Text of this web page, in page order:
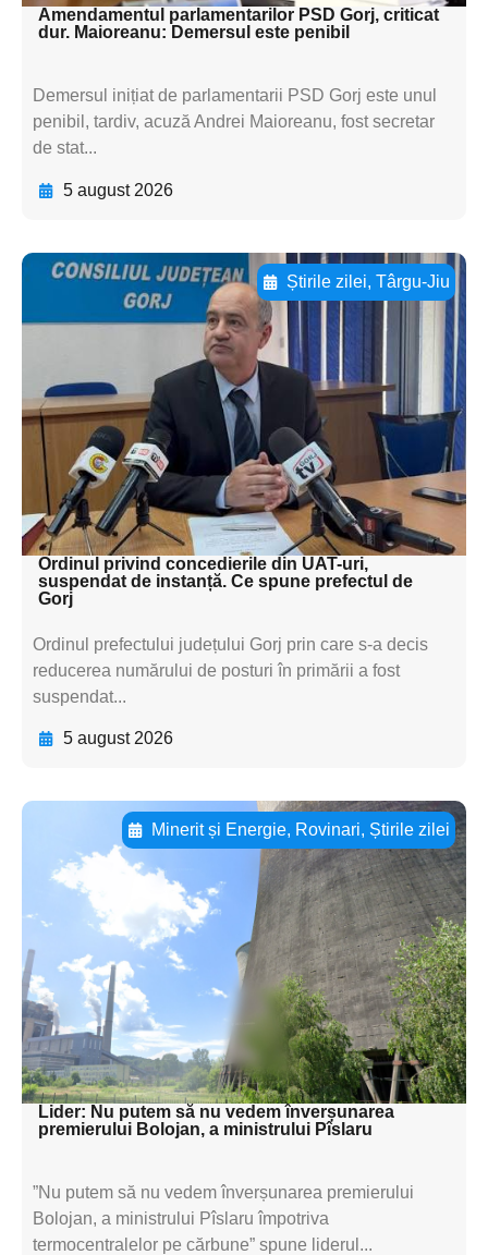
Amendamentul parlamentarilor PSD Gorj, criticat
dur. Maioreanu: Demersul este penibil
Demersul inițiat de parlamentarii PSD Gorj este unul
penibil, tardiv, acuză Andrei Maioreanu, fost secretar
de stat...
5 august 2026
Știrile zilei, Târgu-Jiu
Adaugă aici textul pentru
subtitluAdaugă aici
textul pentru
subtitluAdaugă aici
textul pentru
subtitluAdaugă aici
textul pentru subti
Ordinul privind concedierile din UAT-uri,
suspendat de instanță. Ce spune prefectul de
Gorj
Ordinul prefectului județului Gorj prin care s-a decis
reducerea numărului de posturi în primării a fost
suspendat...
5 august 2026
Minerit și Energie, Rovinari, Știrile zilei
Adaugă aici textul pentru
subtitluAdaugă aici
textul pentru
subtitluAdaugă aici
textul pentru
subtitluAdaugă aici
textul pentru subti
Lider: Nu putem să nu vedem înverșunarea
premierului Bolojan, a ministrului Pîslaru
”Nu putem să nu vedem înverșunarea premierului
Bolojan, a ministrului Pîslaru împotriva
termocentralelor pe cărbune” spune liderul...